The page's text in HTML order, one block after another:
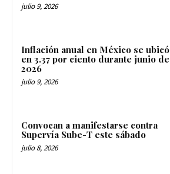
julio 9, 2026
Inflación anual en México se ubicó
en 3.37 por ciento durante junio de
2026
julio 9, 2026
Convocan a manifestarse contra
Supervía Sube-T este sábado
julio 8, 2026